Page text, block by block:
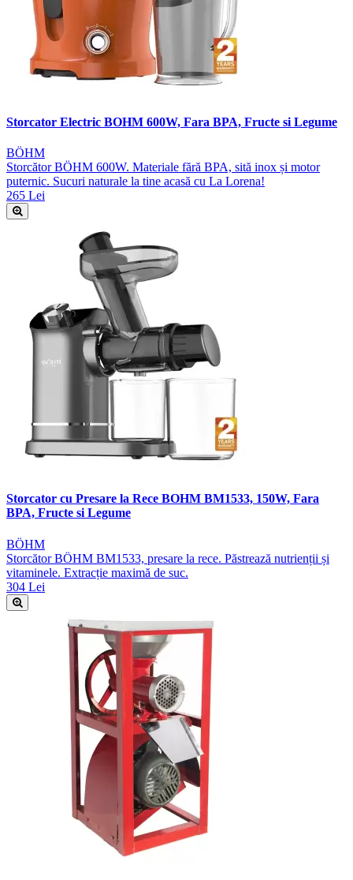
Storcator Electric BOHM 600W, Fara BPA, Fructe si Legume
BÖHM
Storcător BÖHM 600W. Materiale fără BPA, sită inox și motor
puternic. Sucuri naturale la tine acasă cu La Lorena!
265 Lei
Storcator cu Presare la Rece BOHM BM1533, 150W, Fara
BPA, Fructe si Legume
BÖHM
Storcător BÖHM BM1533, presare la rece. Păstrează nutrienții și
vitaminele. Extracție maximă de suc.
304 Lei